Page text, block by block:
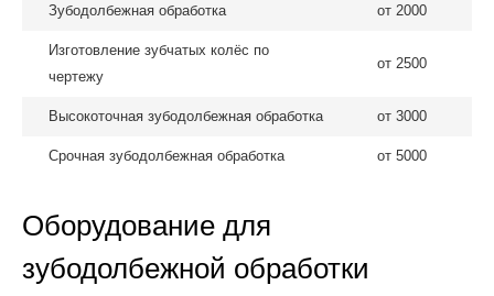
Зубодолбежная обработка от 2000
Изготовление зубчатых колёс по
чертежу
от 2500
Высокоточная зубодолбежная обработка от 3000
Срочная зубодолбежная обработка от 5000
Оборудование для
зубодолбежной обработки